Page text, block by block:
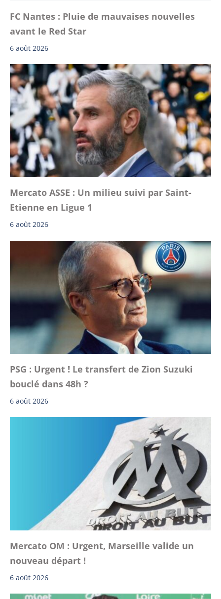
FC Nantes : Pluie de mauvaises nouvelles
avant le Red Star
6 août 2026
Mercato ASSE : Un milieu suivi par Saint-
Etienne en Ligue 1
6 août 2026
PSG : Urgent ! Le transfert de Zion Suzuki
bouclé dans 48h ?
6 août 2026
Mercato OM : Urgent, Marseille valide un
nouveau départ !
6 août 2026